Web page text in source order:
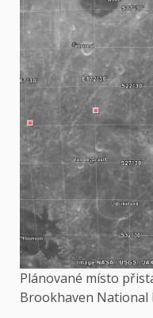
Plánované místo
Brookhaven